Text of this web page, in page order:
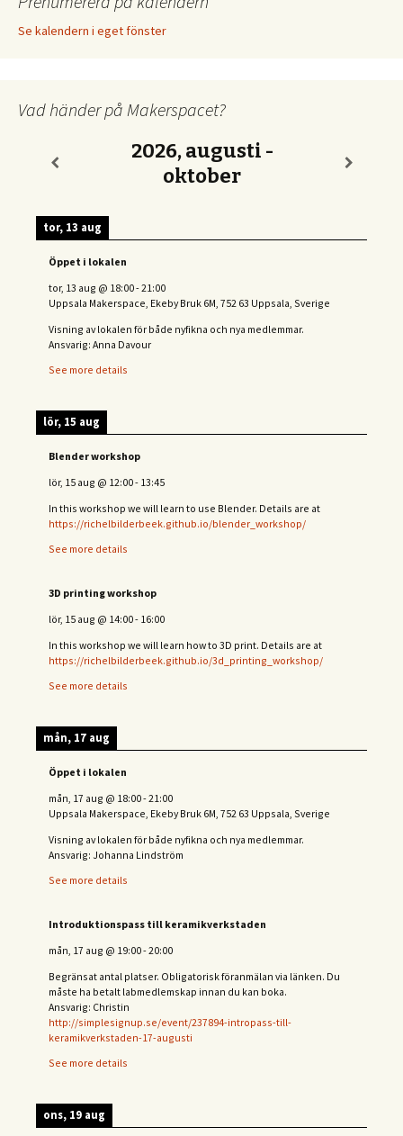
Se kalendern i eget fönster
Vad händer på Makerspacet?
2026, augusti -
oktober
tor, 13 aug
Öppet i lokalen
tor, 13 aug @ 18:00-21:00
Uppsala Makerspace, Ekeby Bruk 6M, 752 63 Uppsala, Sverige
Visning av lokalen för både nyfikna och nya medlemmar.
Ansvarig: Anna Davour
See more details
lör, 15 aug
Blender workshop
lör, 15 aug @ 12:00- 13:45
In this workshop we will learn to use Blender. Details are at
https://richelbilderbeek.github.io/blender_workshop/
See more details
3D printing workshop
lör, 15 aug @ 14:00- 16:00
In this workshop we will learn how to 3D print. Details are at
https://richelbilderbeek.github.io/3d_printing_workshop/
See more details
mån, 17 aug
Öppet i lokalen
mån, 17 aug @ 18:00-21:00
Uppsala Makerspace, Ekeby Bruk 6M, 752 63 Uppsala, Sverige
Visning av lokalen för både nyfikna och nya medlemmar.
Ansvarig: Johanna Lindström
See more details
Introduktionspass till keramikverkstaden
mån, 17 aug @ 19:00-20:00
Begränsat antal platser. Obligatorisk föranmälan via länken. Du
måste ha betalt labmedlemskap innan du kan boka.
Ansvarig: Christin
http://simplesignup.se/event/237894-intropass-till-
keramikverkstaden-17-augusti
See more details
ons, 19 aug